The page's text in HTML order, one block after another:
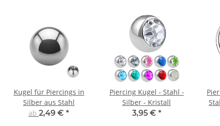
Kugel für Piercings in
Silber aus Stahl
ab 2,49 € *
Piercing Kugel - Stahl -
Silber - Kristall
3,95 € *